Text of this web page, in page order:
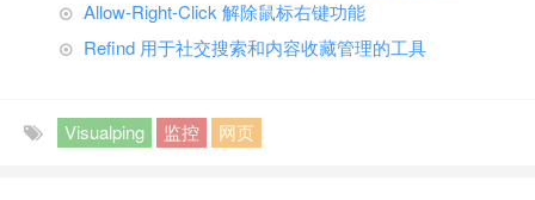
Allow-Right-Click 解除鼠标右键功能
Refind 用于社交搜索和内容收藏管理的工具
Visualping 监控 网页